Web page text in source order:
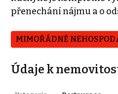
přenechání nájmu a o
MIMOŘÁDNĚ
Údaje k